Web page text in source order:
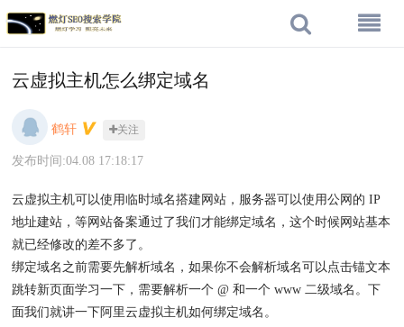
云虚拟主机怎么绑定域名
鹤轩 关注
发布时间:04.08 17:18:17
云虚拟主机可以使用临时域名搭建网站，服务器可以使用公网的 IP
地址建站，等网站备案通过了我们才能绑定域名，这个时候网站基本
就已经修改的差不多了。
绑定域名之前需要先解析域名，如果你不会解析域名可以点击锚文本
跳转新页面学习一下，需要解析一个 @ 和一个 www 二级域名。下
面我们就讲一下阿里云虚拟主机如何绑定域名。